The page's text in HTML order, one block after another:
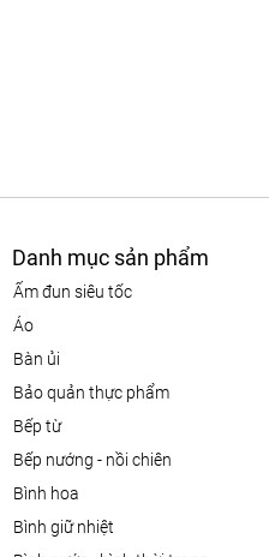
Danh mục sản phẩm
ấm đun siêu tốc
áo
bàn ủi
bảo quản thực phẩm
bếp từ
bếp nướng - nồi chiên
bình hoa
bình giữ nhiệt